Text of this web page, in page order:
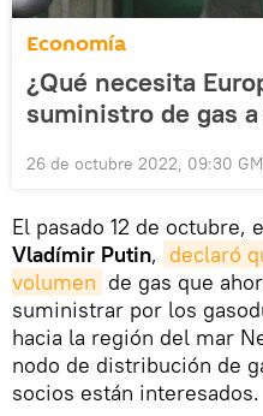
Economía
¿Qué necesita
suministro de gas
26 de octubre 2022, 09:30
El pasado 12 de octubre,
Vladímir Putin, declaró
volumen de gas que
suministrar por los
hacia la región del mar
nodo de distribución de
socios están interesados.